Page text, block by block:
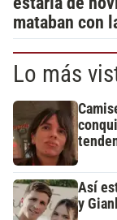
mataban con
Lo más
Así
y